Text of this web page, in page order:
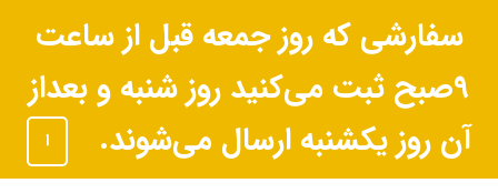
سفارشی که روز جمعه قبل از ساعت
9صبح ثبت می‌کنید روز شنبه و بعداز
آن روز یکشنبه ارسال می‌شوند.
ا